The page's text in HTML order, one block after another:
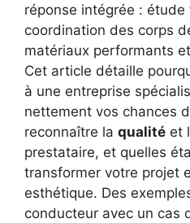
réponse intégrée : étude
coordination des corps
matériaux performants
Cet article détaille
à une entreprise
nettement vos chances
reconnaître la qualité et
prestataire, et quelles
transformer votre projet
esthétique. Des
conducteur avec un cas